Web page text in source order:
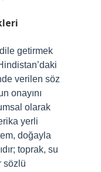
getirmek
verilen söz
onayını
olarak
yerli
doğayla
toprak, su
sözlü